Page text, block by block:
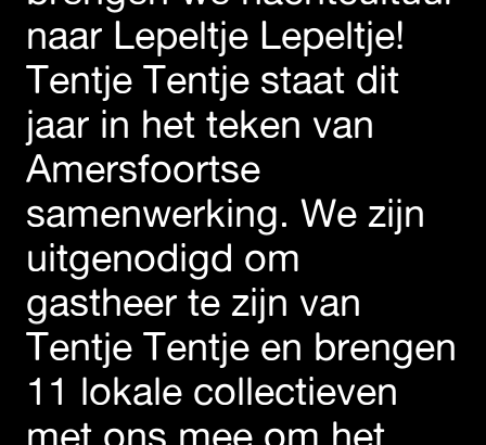
naar Lepeltje Lepeltje!
Tentje Tentje staat dit
jaar in het teken van
Amersfoortse
samenwerking. We zijn
uitgenodigd om
gastheer te zijn van
Tentje Tentje en brengen
11 lokale collectieven
met ons mee om het